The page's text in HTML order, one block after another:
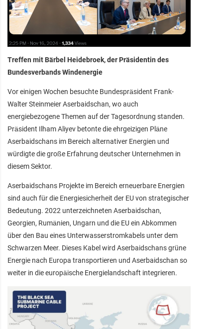
Treffen mit Bärbel Heidebroek, der Präsidentin des
Bundesverbands Windenergie
Vor einigen Wochen besuchte Bundespräsident Frank-
Walter Steinmeier Aserbaidschan, wo auch
energiebezogene Themen auf der Tagesordnung standen.
Präsident Ilham Aliyev betonte die ehrgeizigen Pläne
Aserbaidschans im Bereich alternativer Energien und
würdigte die große Erfahrung deutscher Unternehmen in
diesem Sektor.
Aserbaidschans Projekte im Bereich erneuerbare Energien
sind auch für die Energiesicherheit der EU von strategischer
Bedeutung. 2022 unterzeichneten Aserbaidschan,
Georgien, Rumänien, Ungarn und die EU ein Abkommen
über den Bau eines Unterwasserstromkabels unter dem
Schwarzen Meer. Dieses Kabel wird Aserbaidschans grüne
Energie nach Europa transportieren und Aserbaidschan so
weiter in die europäische Energielandschaft integrieren.